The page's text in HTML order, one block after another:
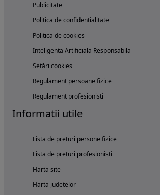
Publicitate
Politica de confidentialitate
Politica de cookies
Inteligenta Artificiala Responsabila
Setări cookies
Regulament persoane fizice
Regulament profesionisti
Informatii utile
Lista de preturi persone fizice
Lista de preturi profesionisti
Harta site
Harta judetelor